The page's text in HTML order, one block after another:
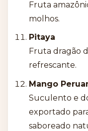
Fruta
molhos.
Pitaya
Fruta dragão
refrescante.
Mango
Suculento e
exportado
saboreado